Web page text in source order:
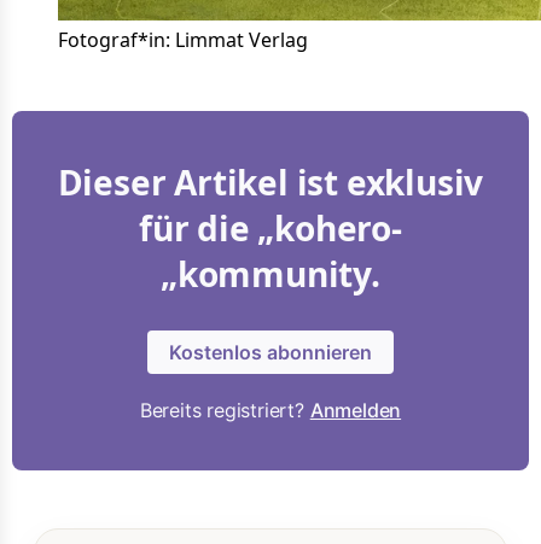
Fotograf*in: Limmat Verlag
Dieser Artikel ist exklusiv
für die „kohero-
„kommunity.
Kostenlos abonnieren
Bereits registriert? Anmelden